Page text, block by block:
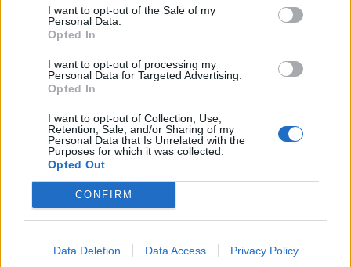
I want to opt-out of the Sale of my
Personal Data.
Opted In
I want to opt-out of processing my
Personal Data for Targeted Advertising.
Opted In
I want to opt-out of Collection, Use,
Retention, Sale, and/or Sharing of my
Personal Data that Is Unrelated with the
Purposes for which it was collected.
Opted Out
CONFIRM
Data Deletion Data Access Privacy Policy
@03-09-2018